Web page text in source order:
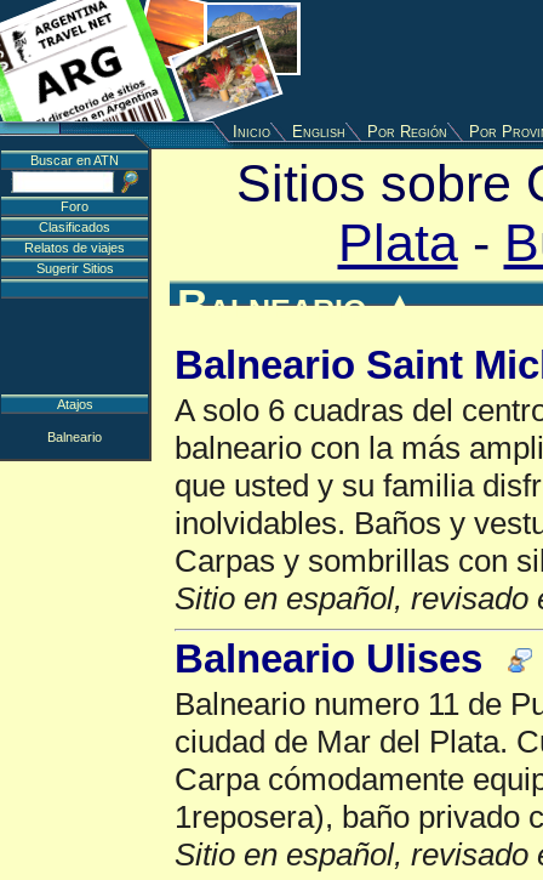
Inicio English Por Región Por
Sitios sobre
Plata-
Balneario▲
Balneario Saint
A solo 6 cuadras del
balneario con la más
que usted y su familia
inolvidables. Baños y
Carpas y sombrillas con
Sitio en español, revisado
Balneario Ulises
Balneario numero 11 de
ciudad de Mar del Plata.
Carpa cómodamente
1reposera), baño privado
Sitio en español, revisado
Buscar en ATN
Foro
Clasificados
Relatos de viajes
Sugerir Sitios
Atajos
Balneario